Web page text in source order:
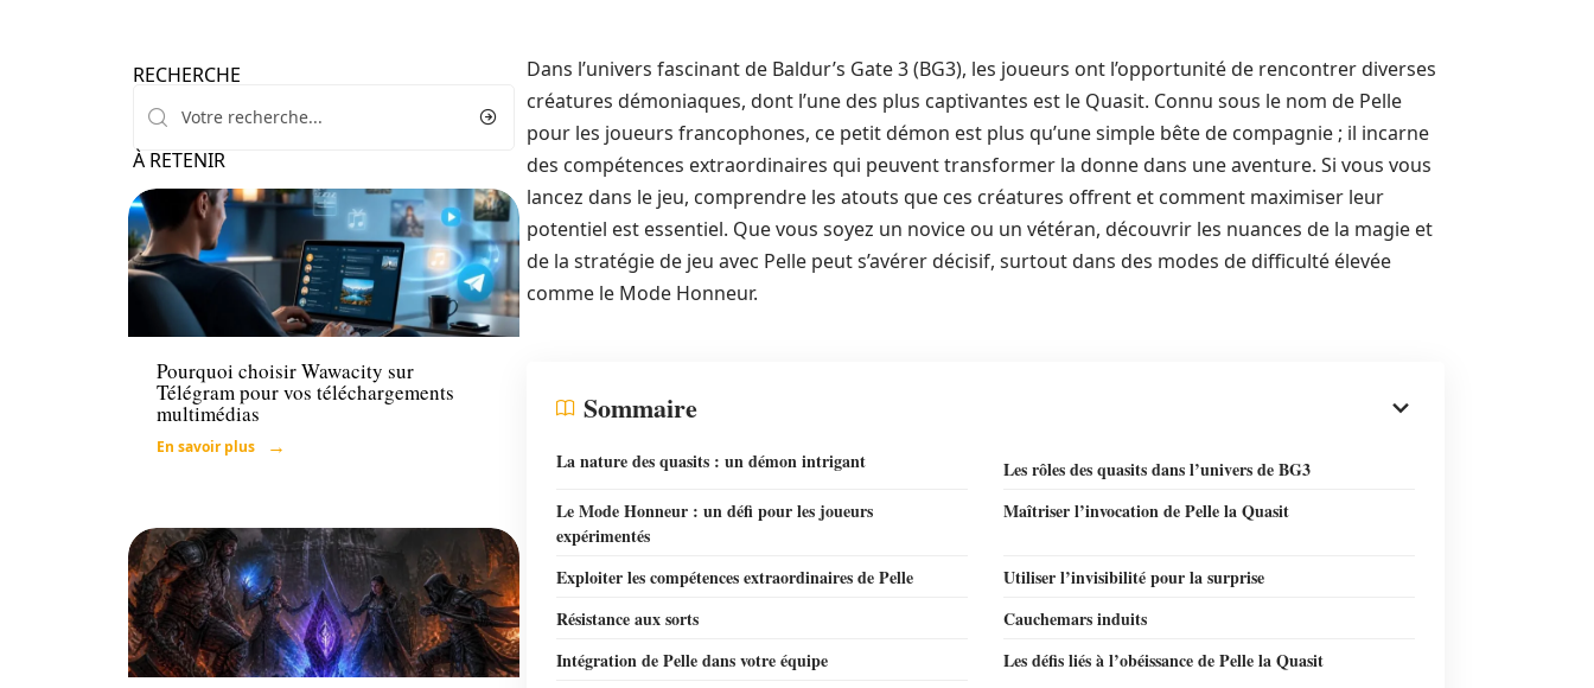
RECHERCHE
À RETENIR
Tech
Pourquoi choisir Wawacity sur
Télégram pour vos téléchargements
multimédias
En savoir plus
Loisirs
Dans l’univers fascinant de Baldur’s Gate 3 (BG3), les joueurs ont l’opportunité de rencontrer diverses
créatures démoniaques, dont l’une des plus captivantes est le Quasit. Connu sous le nom de Pelle
pour les joueurs francophones, ce petit démon est plus qu’une simple bête de compagnie ; il incarne
des compétences extraordinaires qui peuvent transformer la donne dans une aventure. Si vous vous
lancez dans le jeu, comprendre les atouts que ces créatures offrent et comment maximiser leur
potentiel est essentiel. Que vous soyez un novice ou un vétéran, découvrir les nuances de la magie et
de la stratégie de jeu avec Pelle peut s’avérer décisif, surtout dans des modes de difficulté élevée
comme le Mode Honneur.
Sommaire
La nature des quasits : un démon intrigant
Les rôles des quasits dans l’univers de BG3
Le Mode Honneur : un défi pour les joueurs
expérimentés
Maîtriser l’invocation de Pelle la Quasit
Exploiter les compétences extraordinaires de Pelle
Utiliser l’invisibilité pour la surprise
Résistance aux sorts
Cauchemars induits
Intégration de Pelle dans votre équipe
Les défis liés à l’obéissance de Pelle la Quasit